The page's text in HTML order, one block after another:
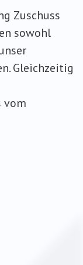
Zuschuss
sowohl
Gleichzeitig
vom